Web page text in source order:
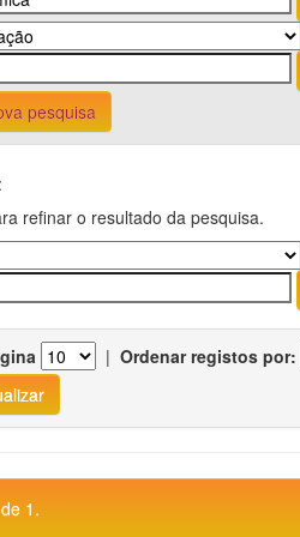
pesquisa
refinar o resultado da pesquisa.
| Ordenar registos por:
1.